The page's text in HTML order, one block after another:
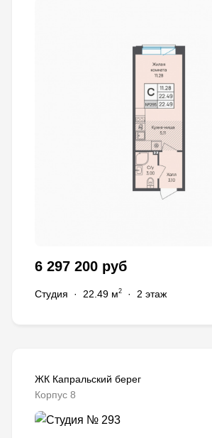
6 297 200 руб
Студия · 22.49 м2 · 2 этаж
ЖК Капральский берег
Корпус 8